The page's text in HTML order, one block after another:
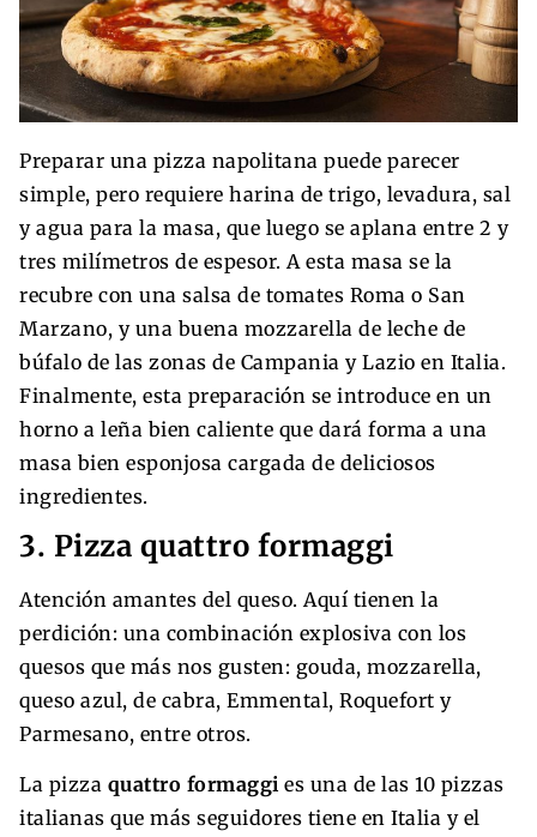
Preparar una pizza napolitana puede parecer
simple, pero requiere harina de trigo, levadura, sal
y agua para la masa, que luego se aplana entre 2 y
tres milímetros de espesor. A esta masa se la
recubre con una salsa de tomates Roma o San
Marzano, y una buena mozzarella de leche de
búfalo de las zonas de Campania y Lazio en Italia.
Finalmente, esta preparación se introduce en un
horno a leña bien caliente que dará forma a una
masa bien esponjosa cargada de deliciosos
ingredientes.
3. Pizza quattro formaggi
Atención amantes del queso. Aquí tienen la
perdición: una combinación explosiva con los
quesos que más nos gusten: gouda, mozzarella,
queso azul, de cabra, Emmental, Roquefort y
Parmesano, entre otros.
La pizza quattro formaggi es una de las 10 pizzas
italianas que más seguidores tiene en Italia y el